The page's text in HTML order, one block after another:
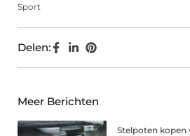
Sport
Delen:
Meer Berichten
Stelpoten kopen